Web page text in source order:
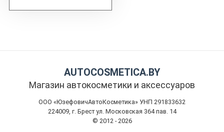
AUTOCOSMETICA.BY
Магазин автокосметики и аксессуаров
ООО «ЮзефовичАвтоКосметика» УНП 291833632
224009, г. Брест ул. Московская 364 пав. 14
© 2012 - 2026